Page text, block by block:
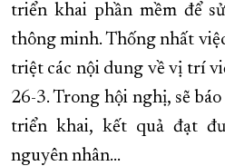
triển khai phần mềm để
thông minh. Thống nhất
triệt các nội dung về vị trí
26-3. Trong hội nghị, sẽ
triển khai, kết quả đạt
nguyên nhân…